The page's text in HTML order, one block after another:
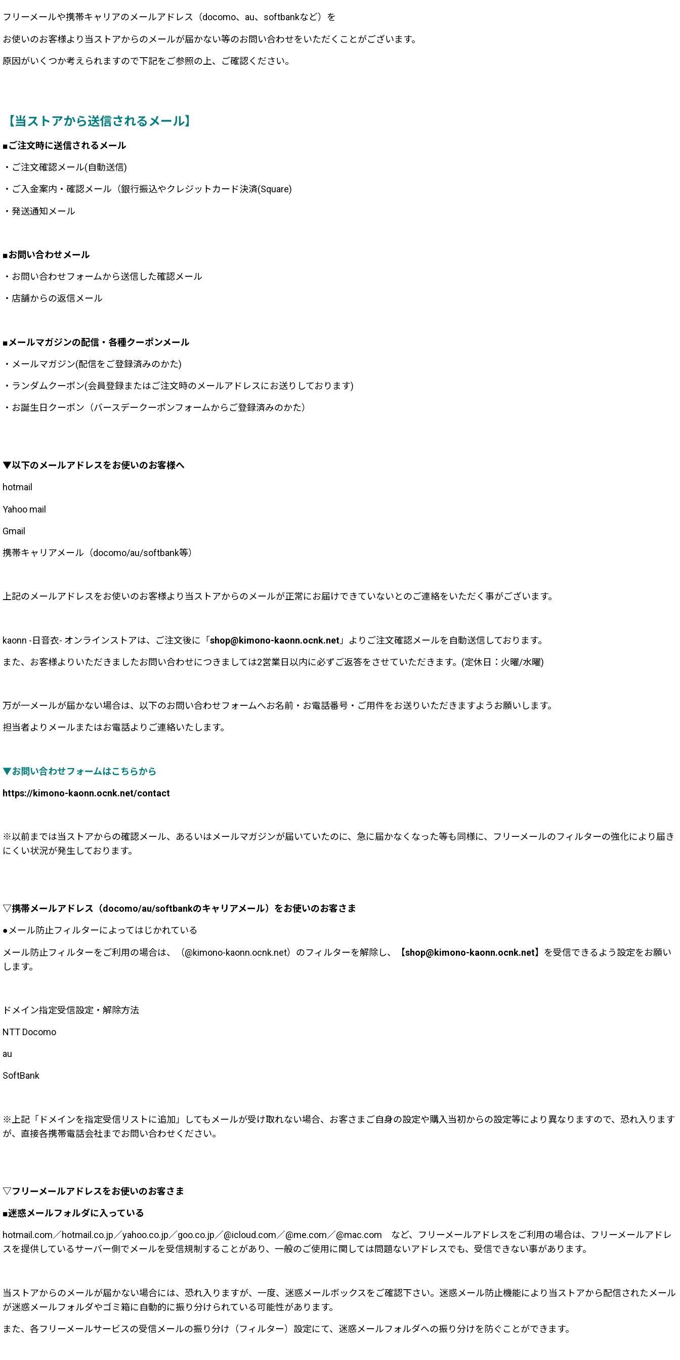
フリーメールや携帯キャリアのメールアドレス（docomo、au、softbankなど）を
お使いのお客様より当ストアからのメールが届かない等のお問い合わせをいただくことがございます。
原因がいくつか考えられますので下記をご参照の上、ご確認ください。
【当ストアから送信されるメール】
■ご注文時に送信されるメール
・ご注文確認メール(自動送信)
・ご入金案内・確認メール（銀行振込やクレジットカード決済(Square)
・発送通知メール
■お問い合わせメール
・お問い合わせフォームから送信した確認メール
・店舗からの返信メール
■メールマガジンの配信・各種クーポンメール
・メールマガジン(配信をご登録済みのかた)
・ランダムクーポン(会員登録またはご注文時のメールアドレスにお送りしております)
・お誕生日クーポン（バースデークーポンフォームからご登録済みのかた）
▼以下のメールアドレスをお使いのお客様へ
hotmail
Yahoo mail
Gmail
携帯キャリアメール（docomo/au/softbank等）
上記のメールアドレスをお使いのお客様より当ストアからのメールが正常にお届けできていないとのご連絡をいただく事がございます。
kaonn -日音衣- オンラインストアは、ご注文後に「shop@kimono-kaonn.ocnk.net 」よりご注文確認メールを自動送信しております。
また、お客様よりいただきましたお問い合わせにつきましては2営業日以内に必ずご返答をさせていただきます。(定休日：火曜/水曜)
万が一メールが届かない場合は、以下のお問い合わせフォームへお名前・お電話番号・ご用件をお送りいただきますようお願いします。
担当者よりメールまたはお電話よりご連絡いたします。
▼お問い合わせフォームはこちらから
https://kimono-kaonn.ocnk.net/contact
※以前までは当ストアからの確認メール、あるいはメールマガジンが届いていたのに、急に届かなくなった等も同様に、フリーメールのフィルターの強化により届き
にくい状況が発生しております。
▽携帯メールアドレス（docomo/au/softbankのキャリアメール）をお使いのお客さま
●メール防止フィルターによってはじかれている
メール防止フィルターをご利用の場合は、（@kimono-kaonn.ocnk.net）のフィルターを解除し、【shop@kimono-kaonn.ocnk.net】を受信できるよう設定をお願い
します。
ドメイン指定受信設定・解除方法
NTT Docomo
au
SoftBank
※上記「ドメインを指定受信リストに追加」してもメールが受け取れない場合、お客さまご自身の設定や購入当初からの設定等により異なりますので、恐れ入ります
が、直接各携帯電話会社までお問い合わせください。
▽フリーメールアドレスをお使いのお客さま
■迷惑メールフォルダに入っている
hotmail.com／hotmail.co.jp／yahoo.co.jp／goo.co.jp／@icloud.com／@me.com／@mac.com など、フリーメールアドレスをご利用の場合は、フリーメールアドレ
スを提供しているサーバー側でメールを受信規制することがあり、一般のご使用に関しては問題ないアドレスでも、受信できない事があります。
当ストアからのメールが届かない場合には、恐れ入りますが、一度、迷惑メールボックスをご確認下さい。迷惑メール防止機能により当ストアから配信されたメール
が迷惑メールフォルダやゴミ箱に自動的に振り分けられている可能性があります。
また、各フリーメールサービスの受信メールの振り分け（フィルター）設定にて、迷惑メールフォルダへの振り分けを防ぐことができます。